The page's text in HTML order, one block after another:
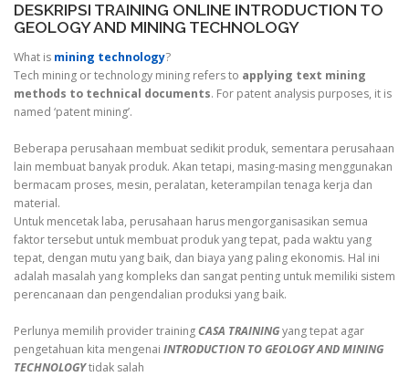
DESKRIPSI TRAINING ONLINE INTRODUCTION TO
GEOLOGY AND MINING TECHNOLOGY
What is mining technology?
Tech mining or technology mining refers to applying text mining
methods to technical documents. For patent analysis purposes, it is
named ‘patent mining’.
Beberapa perusahaan membuat sedikit produk, sementara perusahaan
lain membuat banyak produk. Akan tetapi, masing-masing menggunakan
bermacam proses, mesin, peralatan, keterampilan tenaga kerja dan
material.
Untuk mencetak laba, perusahaan harus mengorganisasikan semua
faktor tersebut untuk membuat produk yang tepat, pada waktu yang
tepat, dengan mutu yang baik, dan biaya yang paling ekonomis. Hal ini
adalah masalah yang kompleks dan sangat penting untuk memiliki sistem
perencanaan dan pengendalian produksi yang baik.
Perlunya memilih provider trainingCASA TRAININGyang tepat agar
pengetahuan kita mengenai INTRODUCTION TO GEOLOGY AND MINING
TECHNOLOGYtidak salah